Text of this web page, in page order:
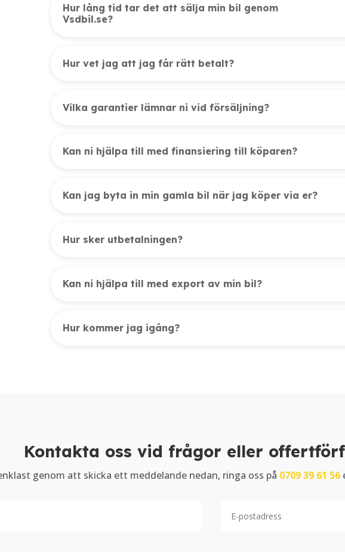
Hur lång tid tar det att sälja min bil genom
Vsdbil.se?
Hur vet jag att jag får rätt betalt?
Vilka garantier lämnar ni vid försäljning?
Kan ni hjälpa till med finansiering till köparen?
Kan jag byta in min gamla bil när jag köper via er?
Hur sker utbetalningen?
Kan ni hjälpa till med export av min bil?
Hur kommer jag igång?
Kontakta oss vid frågor eller
genom att skicka ett meddelande nedan, ringa oss på 0709 39 61 56